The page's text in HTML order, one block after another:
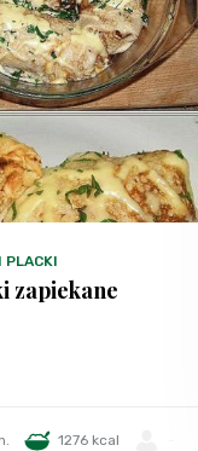
PLACKI
zapiekane
1276 kcal